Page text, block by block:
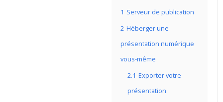
1 Serveur de publication
2 Héberger une
présentation numérique
vous-même
2.1 Exporter votre
présentation